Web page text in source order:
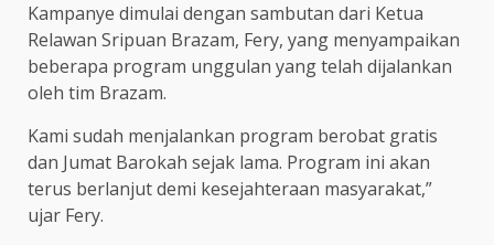
Kampanye dimulai dengan sambutan dari Ketua
Relawan Sripuan Brazam, Fery, yang menyampaikan
beberapa program unggulan yang telah dijalankan
oleh tim Brazam.
Kami sudah menjalankan program berobat gratis
dan Jumat Barokah sejak lama. Program ini akan
terus berlanjut demi kesejahteraan masyarakat,”
ujar Fery.